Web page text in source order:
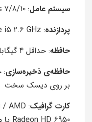
سیستم عامل: Windows 7/8/10
پردازنده: Intel Core i5 2.6 GHz یا معادل AMD
حافظه: حداقل 4 گیگابایت RAM
حافظه‌ی ذخیره‌سازی
بر روی دیسک سخت
کارت گرافیک / AMD